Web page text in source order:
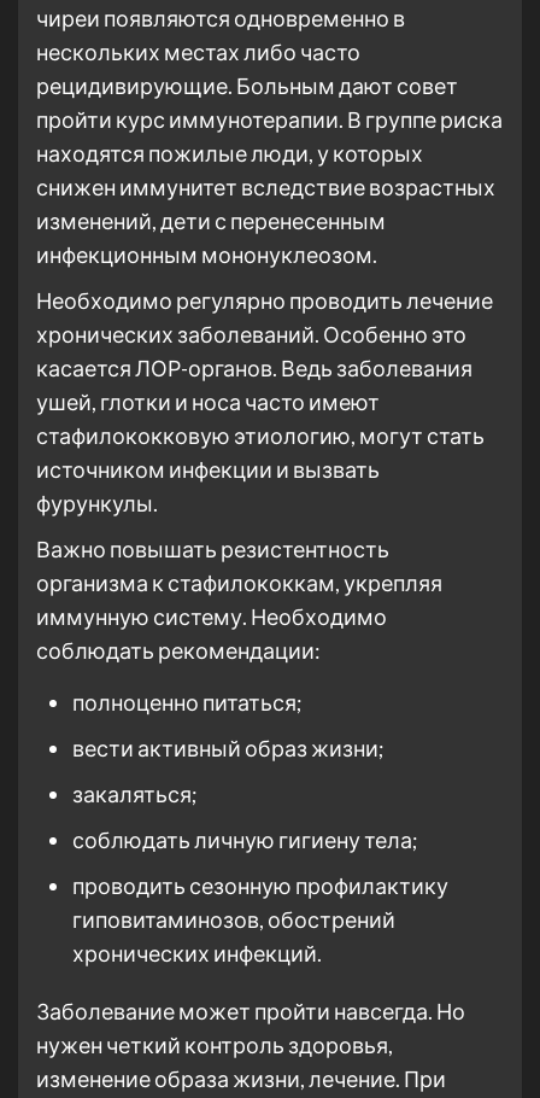
чиреи появляются одновременно в
нескольких местах либо часто
рецидивирующие. Больным дают совет
пройти курс иммунотерапии. В группе риска
находятся пожилые люди, у которых
снижен иммунитет вследствие возрастных
изменений, дети с перенесенным
инфекционным мононуклеозом.
Необходимо регулярно проводить лечение
хронических заболеваний. Особенно это
касается ЛОР-органов. Ведь заболевания
ушей, глотки и носа часто имеют
стафилококковую этиологию, могут стать
источником инфекции и вызвать
фурункулы.
Важно повышать резистентность
организма к стафилококкам, укрепляя
иммунную систему. Необходимо
соблюдать рекомендации:
полноценно питаться;
вести активный образ жизни;
закаляться;
соблюдать личную гигиену тела;
проводить сезонную профилактику
гиповитаминозов, обострений
хронических инфекций.
Заболевание может пройти навсегда. Но
нужен четкий контроль здоровья,
изменение образа жизни, лечение. При